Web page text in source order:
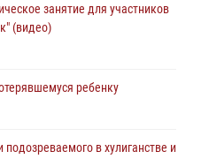
занятие для участников
(видео)
ребенку
в хулиганстве и